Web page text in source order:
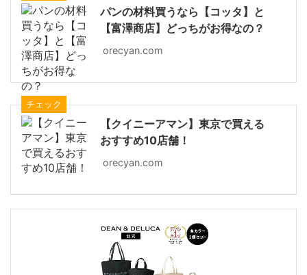
パンの材料買うなら【コッタ】と
【富澤商店】どっちがお得なの？
orecyan.com
チェック
【クイニーアマン】東京で買える
おすすめ10店舗！
orecyan.com